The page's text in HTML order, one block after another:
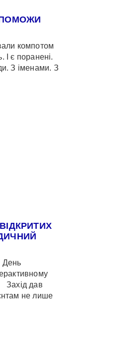
компотом
є поранені.
З іменами. З
День
Захід дав
не лише